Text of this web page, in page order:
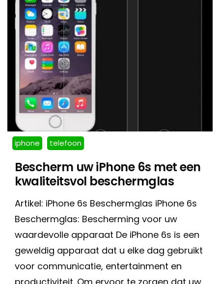
iphone telefoon
Bescherm uw iPhone 6s met een
kwaliteitsvol beschermglas
Artikel: iPhone 6s Beschermglas iPhone 6s
Beschermglas: Bescherming voor uw
waardevolle apparaat De iPhone 6s is een
geweldig apparaat dat u elke dag gebruikt
voor communicatie, entertainment en